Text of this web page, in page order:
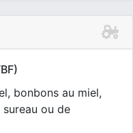
bonbons au miel,
ou de